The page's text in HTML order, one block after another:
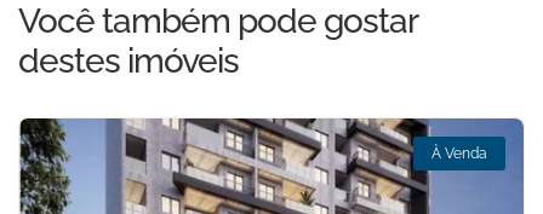
Você também pode gostar
destes imóveis
À Venda